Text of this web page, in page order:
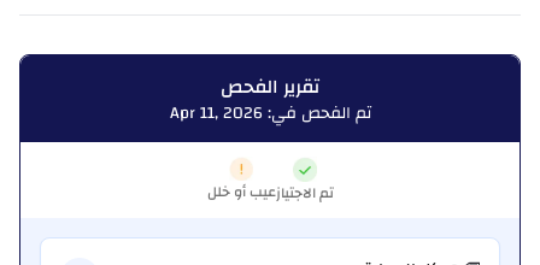
تقرير الفحص
تم الفحص في: Apr 11, 2026
تم الاجتيازعيب أو خلل